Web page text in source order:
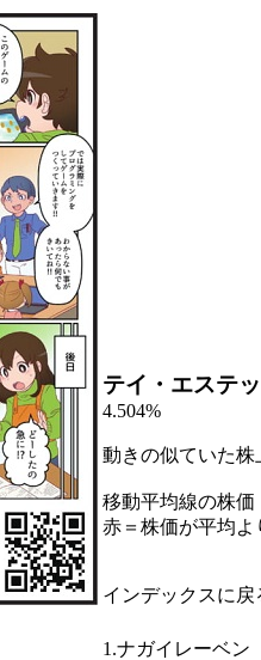
テイ・エステ
4.504%
動きの似ていた
移動平均線の株価
赤＝株価が平均
インデックスに戻
1.ナガイレーベン